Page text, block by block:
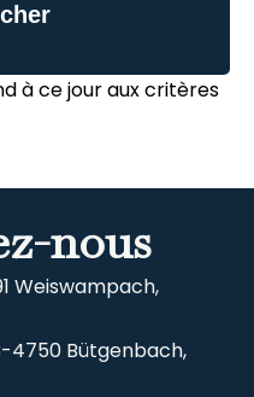
à ce jour aux critères
nous
Weiswampach,
4750 Bütgenbach,